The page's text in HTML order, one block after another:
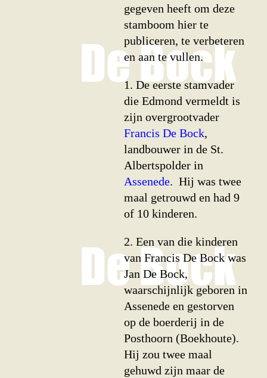
gegeven heeft om deze
stamboom hier te
publiceren, te verbeteren
en aan te vullen.
1. De eerste stamvader
die Edmond vermeldt is
zijn over­groot­vader
Francis De Bock,
landbouwer in de St.
Alberts­polder in
Assenede. Hij was twee
maal getrouwd en had 9
of 10 kinderen.
2. Een van die kinderen
van Francis De Bock was
Jan De Bock,
waarschijnlijk geboren in
Assenede en gestorven
op de boerderij in de
Posthoorn (Boekhoute).
Hij zou twee maal
gehuwd zijn maar de